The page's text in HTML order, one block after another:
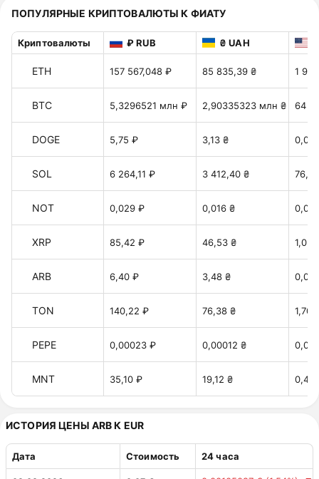
ПОПУЛЯРНЫЕ КРИПТОВАЛЮТЫ К ФИАТУ
Криптовалюты ₽ RUB ₴ UAH
ETH 157 567,048 ₽ 85 835,39 ₴ 1
BTC 5,3296521 млн ₽ 2,90335323 млн ₴ 64
DOGE 5,75 ₽ 3,13 ₴ 0,07
SOL 6 264,11 ₽ 3 412,40 ₴
NOT 0,029 ₽ 0,016 ₴
XRP 85,42 ₽ 46,53 ₴
ARB 6,40 ₽ 3,48 ₴
TON 140,22 ₽ 76,38 ₴ 1,70
PEPE 0,00023 ₽ 0,00012 ₴
MNT 35,10 ₽ 19,12 ₴ 0,42
ИСТОРИЯ ЦЕНЫ ARB К EUR
Дата Стоимость 24 часа